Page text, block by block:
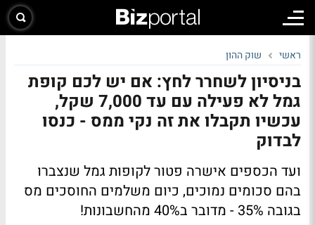
ראשי שוק ההון
בניסיון לשחרר לחץ: אם יש לכם קופת
גמל לא פעילה עם עד 7,000 שקל,
עכשיו תקבלו את זה נקי ממס - כנסו
לבדוק
ועד הכספים אישרה פטור לקופות גמל שנצברו
בהם סכומים נמוכים, כיום משלמים החוסכים מס
בגובה 35% -
מדובר ב40% מהחשבונות!